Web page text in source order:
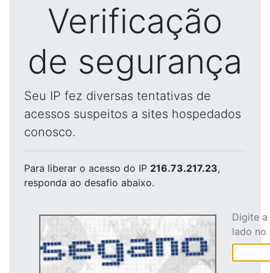
Verificação
de segurança
Seu IP fez diversas tentativas de
acessos suspeitos a sites hospedados
conosco.
Para liberar o acesso do IP 216.73.217.23,
responda ao desafio abaixo.
Digite
lado no